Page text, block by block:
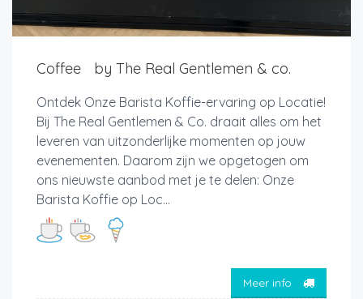
Coffee by The Real Gentlemen & co.
Ontdek Onze Barista Koffie-ervaring op Locatie!
Bij The Real Gentlemen & Co. draait alles om het
leveren van uitzonderlijke momenten op jouw
evenementen. Daarom zijn we opgetogen om
ons nieuwste aanbod met je te delen: Onze
Barista Koffie op Loc...
Meer info